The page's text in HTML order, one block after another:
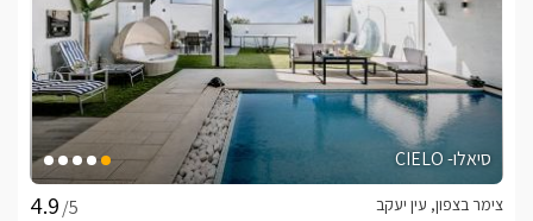
סיאלו- CIELO
/5
צימר בצפון, עין יעקב